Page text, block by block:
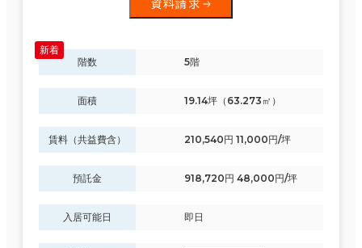
資料請求
階数 5階
面積 19.14坪（63.273㎡）
賃料（共益費含） 210,540円 11,000円/坪
預託金 918,720円 48,000円/坪
入居可能日 即日